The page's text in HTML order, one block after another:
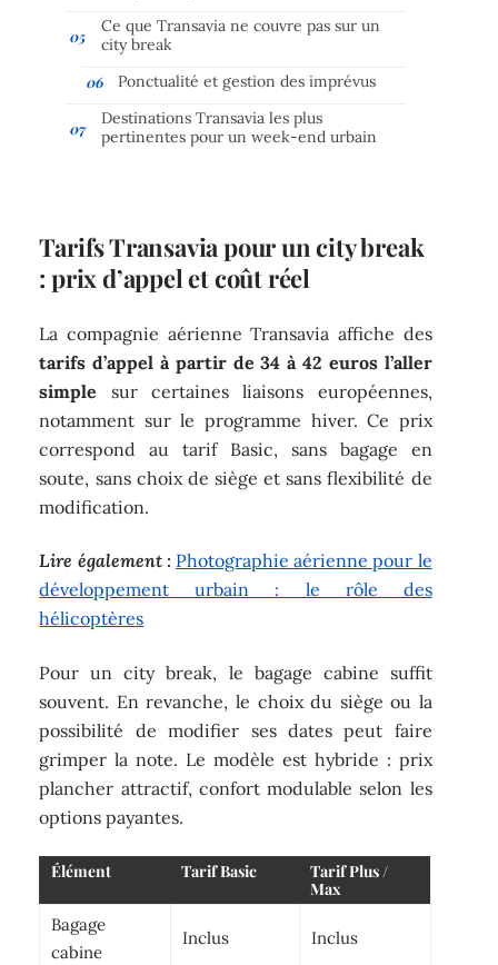
Ce que Transavia ne couvre pas sur un
city break
Ponctualité et gestion des imprévus
Destinations Transavia les plus
pertinentes pour un week-end urbain
Tarifs Transavia pour un city break
: prix d’appel et coût réel
La compagnie aérienne Transavia affiche des
tarifs d’appel à partir de 34 à 42 euros l’aller
simple sur certaines liaisons européennes,
notamment sur le programme hiver. Ce prix
correspond au tarif Basic, sans bagage en
soute, sans choix de siège et sans flexibilité de
modification.
Lire également : Photographie aérienne pour le
développement urbain : le rôle des
hélicoptères
Pour un city break, le bagage cabine suffit
souvent. En revanche, le choix du siège ou la
possibilité de modifier ses dates peut faire
grimper la note. Le modèle est hybride : prix
plancher attractif, confort modulable selon les
options payantes.
Élément Tarif Basic
Tarif Plus /
Max
Bagage
cabine
Inclus Inclus